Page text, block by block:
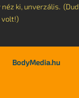
néz ki, unverzális.
volt!)
BodyMedia.hu